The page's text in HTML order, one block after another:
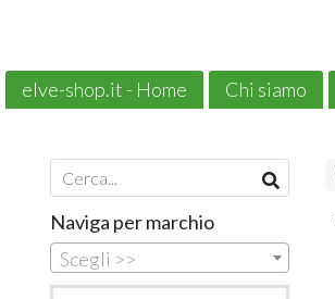
elve-shop.it - Home Chi siamo
Naviga per marchio
Scegli >>